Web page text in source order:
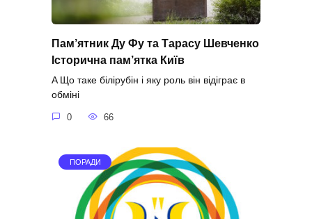
Пам’ятник Ду Фу та Тарасу Шевченко
Історична пам’ятка Київ
A Що таке білірубін і яку роль він відіграє в
обміні
0 66
ПОРАДИ